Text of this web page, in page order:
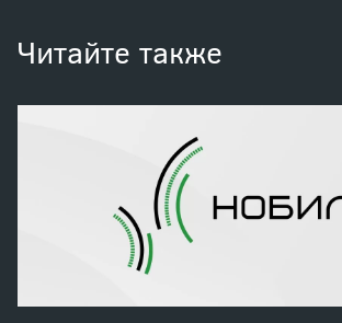
Читайте также